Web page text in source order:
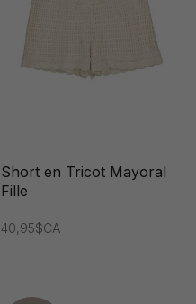
Short en Tricot Mayoral
Fille
40,95$CA